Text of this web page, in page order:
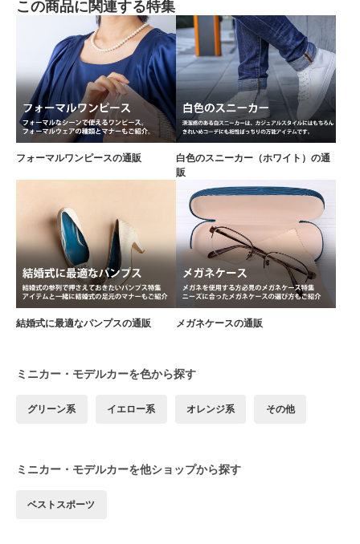
この商品に関連する特集
フォーマルワンピースの通販
白色のスニーカー（ホワイト）の通
販
結婚式に最適なパンプスの通販 メガネケースの通販
ミニカー・モデルカーを色から探す
グリーン系 イエロー系 オレンジ系 その他
ミニカー・モデルカーを他ショップから探す
ベストスポーツ